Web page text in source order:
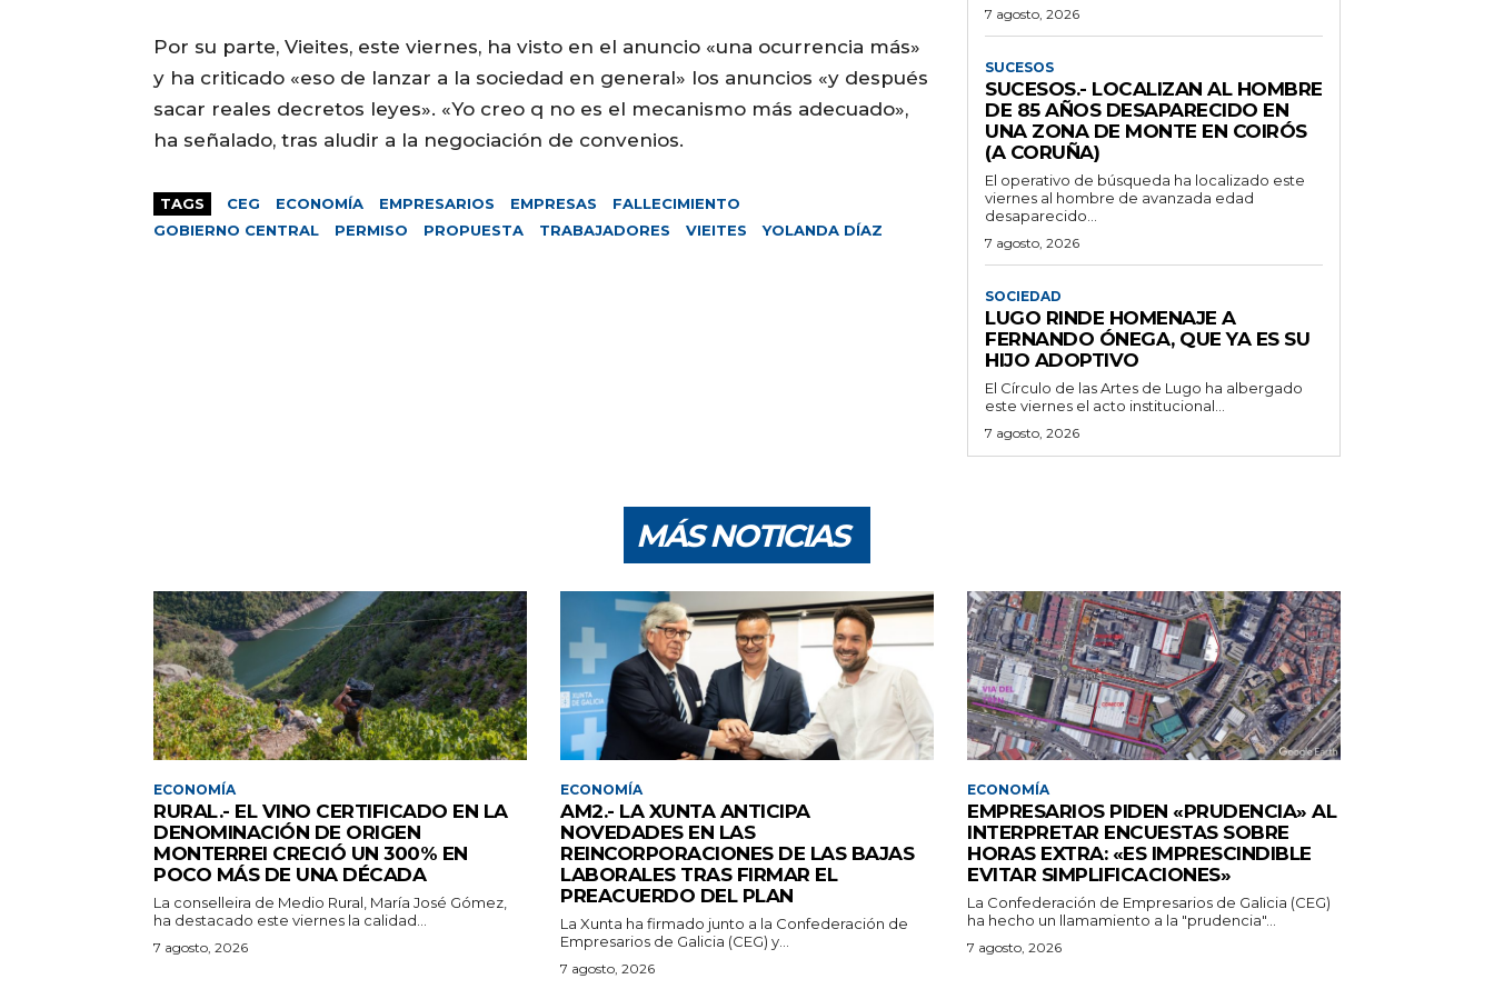
Por su parte, Vieites, este viernes, ha visto en el anuncio «una ocurrencia más»
y ha criticado «eso de lanzar a la sociedad en general» los anuncios «y después
sacar reales decretos leyes». «Yo creo q no es el mecanismo más adecuado»,
ha señalado, tras aludir a la negociación de convenios.
TAGS CEG ECONOMÍA EMPRESARIOS EMPRESAS
FALLECIMIENTO
GOBIERNO CENTRAL
PERMISO PROPUESTA TRABAJADORES VIEITES YOLANDA DÍAZ
7 agosto, 2026
SUCESOS
SUCESOS.- LOCALIZAN AL HOMBRE
DE 85 AÑOS DESAPARECIDO EN
UNA ZONA DE MONTE EN COIRÓS
(A CORUÑA)
El operativo de búsqueda ha localizado este
viernes al hombre de avanzada edad
desaparecido...
7 agosto, 2026
SOCIEDAD
LUGO RINDE HOMENAJE A
FERNANDO ÓNEGA, QUE YA ES SU
HIJO ADOPTIVO
El Círculo de las Artes de Lugo ha albergado
este viernes el acto institucional...
7 agosto, 2026
MÁS NOTICIAS
ECONOMÍA
RURAL.- EL VINO CERTIFICADO EN LA
DENOMINACIÓN DE ORIGEN
MONTERREI CRECIÓ UN 300% EN
POCO MÁS DE UNA DÉCADA
La conselleira de Medio Rural, María José Gómez,
ha destacado este viernes la calidad...
7 agosto, 2026
ECONOMÍA
AM2.- LA XUNTA ANTICIPA
NOVEDADES EN LAS
REINCORPORACIONES DE LAS BAJAS
LABORALES TRAS FIRMAR EL
PREACUERDO DEL PLAN
La Xunta ha firmado junto a la Confederación de
Empresarios de Galicia (CEG) y...
7 agosto, 2026
ECONOMÍA
EMPRESARIOS PIDEN «PRUDENCIA» AL
INTERPRETAR ENCUESTAS SOBRE
HORAS EXTRA: «ES IMPRESCINDIBLE
EVITAR SIMPLIFICACIONES»
La Confederación de Empresarios de Galicia (CEG)
ha hecho un llamamiento a la "prudencia"...
7 agosto, 2026